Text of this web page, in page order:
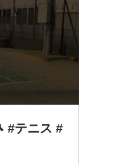
#テニス #